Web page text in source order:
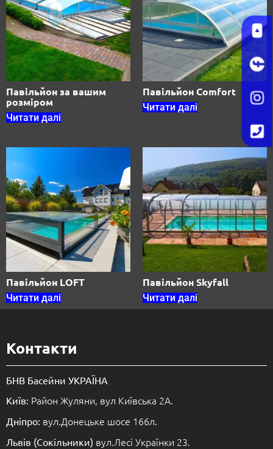
Павільйон за вашим
розміром
Читати далі
Павільйон Comfort
Читати далі
Павільйон LOFT
Читати далі
Павільйон Skyfall
Читати далі
Контакти
БНВ Басейни УКРАЇНА
Київ: Район Жуляни, вул Київська 2А.
Дніпро: вул.Донецьке шосе 166л.
Львів (Сокільники) вул.Лесі Українки 23.